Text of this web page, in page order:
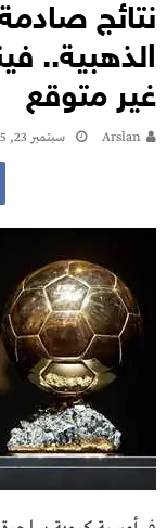
نتائج
الذهبية..
غير متوقع
Arslan سبتمبر 23, 2025